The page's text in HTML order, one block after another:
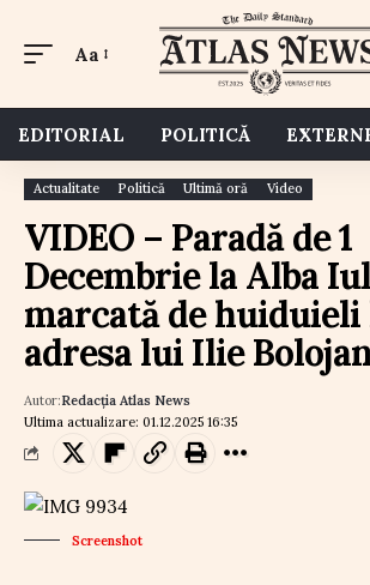
Aa
EDITORIAL POLITICĂ
Actualitate Politică Ultimă oră Video
VIDEO – Paradă de 1
Decembrie la Alba
marcată de huiduieli
adresa lui Ilie
Ultima actualizare: 01.12.2025 16:35
Autor:Redacția Atlas News
Screenshot